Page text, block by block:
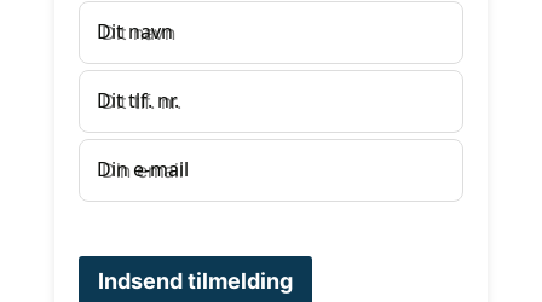
Dit navn
Dit tlf. nr.
Din e-mail
Indsend tilmelding